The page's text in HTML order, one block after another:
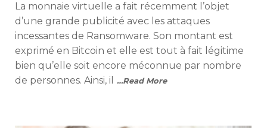
La monnaie virtuelle a fait récemment l’objet
d’une grande publicité avec les attaques
incessantes de Ransomware. Son montant est
exprimé en Bitcoin et elle est tout à fait légitime
bien qu’elle soit encore méconnue par nombre
de personnes. Ainsi, il
…Read More